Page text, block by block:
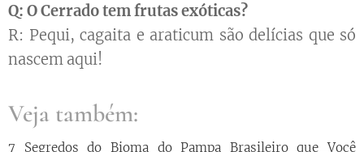
Q: O Cerrado tem frutas exóticas?
R: Pequi, cagaita e araticum são delícias que só
nascem aqui!
Veja também:
7 Segredos do Bioma do Pampa Brasileiro que Você